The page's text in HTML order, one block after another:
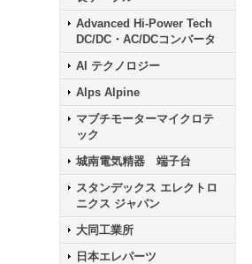
Advanced Hi-Power Tech
DC/DC・AC/DCコンバータ
AI テクノロジー
Alps Alpine
マブチモーターマイクロテ
ック
城南電気精器 端子台
スタンデックス エレクトロ
ニクス ジャパン
大同工業所
日本エレパーツ